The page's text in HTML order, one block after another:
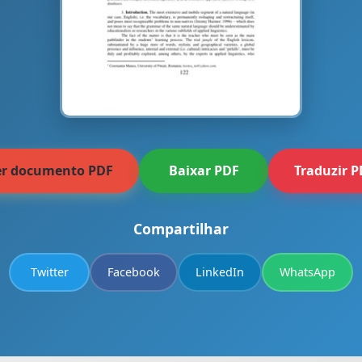
documento PDF Baixar PDF Traduzir
Compartilhar
Twitter Facebook LinkedIn WhatsApp